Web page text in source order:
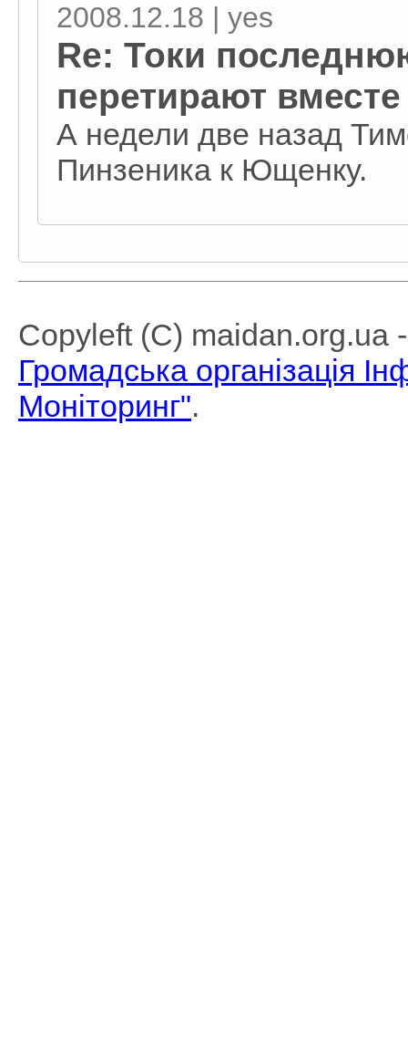
2008.12.18 | yes
Re: Токи
перетирают вместе
А недели две назад
Пинзеника к Ющенку.
Copyleft (C) maidan.org.ua
Громадська організація
Моніторинг".